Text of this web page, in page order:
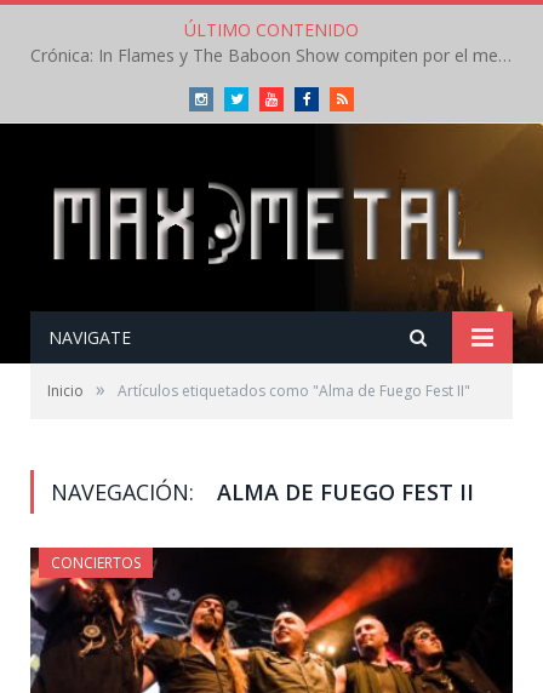
ÚLTIMO CONTENIDO
Crónica: In Flames y The Baboon Show compiten por el mejor concierto del día en el Leyendas del Rock – Viernes – Agosto 2026
InstagramTwitterYoutubeFacebookRSS
NAVIGATE
Inicio » Artículos etiquetados como "Alma de Fuego Fest II"
NAVEGACIÓN: ALMA DE FUEGO FEST II
CONCIERTOS